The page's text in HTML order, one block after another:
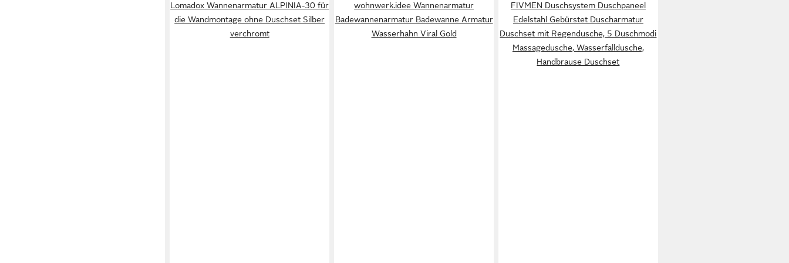
Lomadox Wannenarmatur ALPINIA-30 für
die Wandmontage ohne Duschset Silber
verchromt
wohnwerk.idee Wannenarmatur
Badewannenarmatur Badewanne Armatur
Wasserhahn Viral Gold
FIVMEN Duschsystem Duschpaneel
Edelstahl Gebürstet Duscharmatur
Duschset mit Regendusche, 5 Duschmodi
Massagedusche, Wasserfalldusche,
Handbrause Duschset